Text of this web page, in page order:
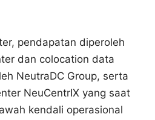
pendapatan diperoleh
dan colocation data
NeutraDC Group, serta
NeuCentrIX yang saat
kendali operasional